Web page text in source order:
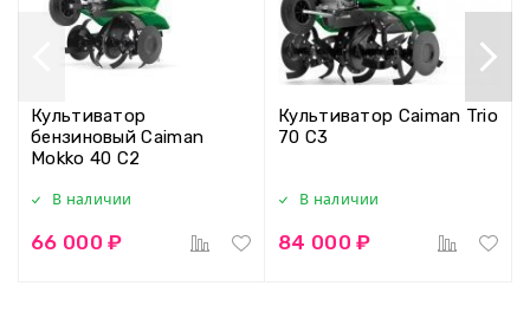
Культиватор
бензиновый Caiman
Mokko 40 C2
В наличии
66 000 ₽
Культиватор Caiman Trio
70 C3
В наличии
84 000 ₽